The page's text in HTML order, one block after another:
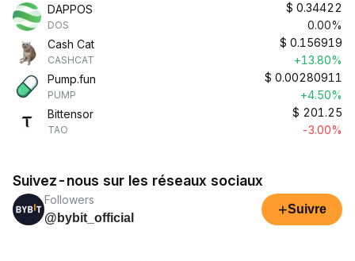
DAPPOS
DOS
$ 0.34422
0.00%
Cash Cat
CASHCAT
$ 0.156919
+13.80%
Pump.fun
PUMP
$ 0.00280911
+4.50%
Bittensor
TAO
$ 201.25
-3.00%
Suivez-nous sur les réseaux sociaux
Followers
@bybit_official
+Suivre